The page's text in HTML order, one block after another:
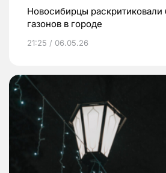
Новосибирцы раскритиковали
газонов в городе
21:25 / 06.05.26